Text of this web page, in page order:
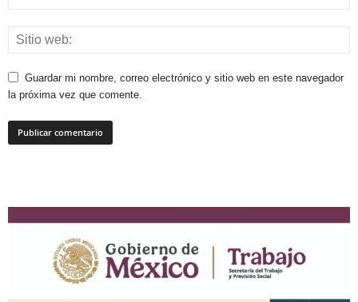
Guardar mi nombre, correo electrónico y sitio web en este navegador
la próxima vez que comente.